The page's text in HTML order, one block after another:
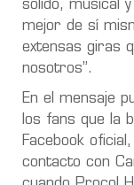
sólido, musical
mejor de sí
extensas giras
nosotros”.
En el mensaje
los fans que la
Facebook
contacto con